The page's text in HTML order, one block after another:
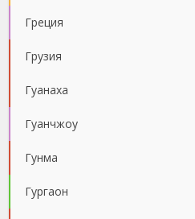
Греция
Грузия
Гуанаха
Гуанчжоу
Гунма
Гургаон